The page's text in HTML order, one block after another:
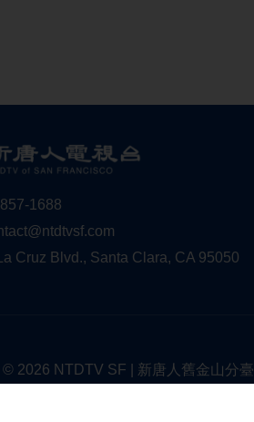
1688
Cruz Blvd., Santa Clara, CA 95050
2026 NTDTV SF | 新唐人舊金山分臺